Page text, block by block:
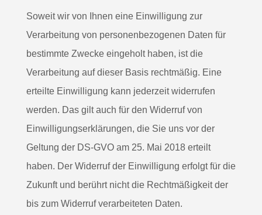
Soweit wir von Ihnen eine Einwilligung zur
Verarbeitung von personenbezogenen Daten für
bestimmte Zwecke eingeholt haben, ist die
Verarbeitung auf dieser Basis rechtmäßig. Eine
erteilte Einwilligung kann jederzeit widerrufen
werden. Das gilt auch für den Widerruf von
Einwilligungserklärungen, die Sie uns vor der
Geltung der DS-GVO am 25. Mai 2018 erteilt
haben. Der Widerruf der Einwilligung erfolgt für die
Zukunft und berührt nicht die Rechtmäßigkeit der
bis zum Widerruf verarbeiteten Daten.